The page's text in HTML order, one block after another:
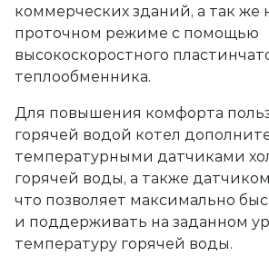
коммерческих зданий, а так же
проточном режиме с помощью
высокоскоростного
теплообменника.
Для повышения комфорта
горячей водой котел
температурными датчиками
горячей воды, а также
что позволяет максимально
и поддерживать на заданном
температуру горячей воды.